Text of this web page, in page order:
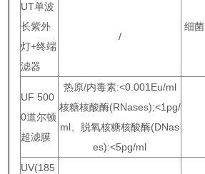
UT单波
长紫外
灯+终端
滤器
/
细
UF 500
0道尔顿
超滤膜
热原/内毒素:<0.001Eu/ml
核糖核酸酶(RNases);<1pg/
ml、脱氧核糖核酸酶(DNas
es):<5pg/ml
UV(185